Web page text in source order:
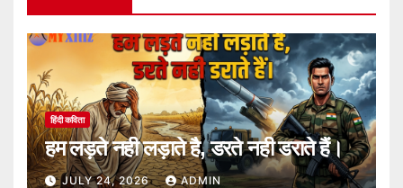
हिंदी कविता
हम लड़ते नही लड़ाते है, डरते नही डराते हैं।
JULY 24, 2026 ADMIN